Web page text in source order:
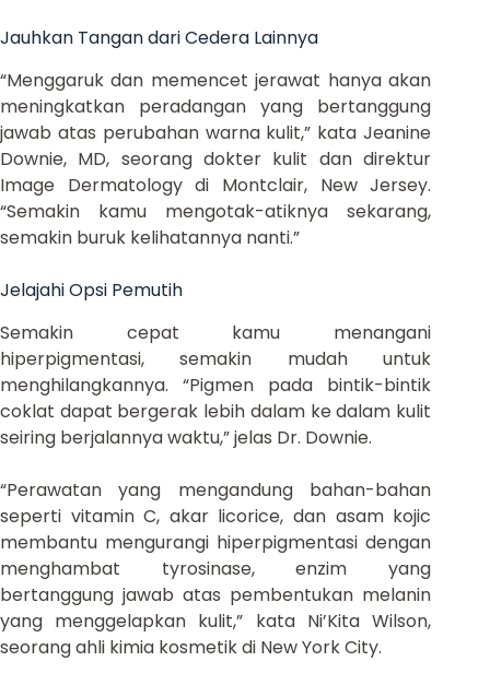
Jauhkan Tangan dari Cedera Lainnya
“Menggaruk dan memencet jerawat hanya akan
meningkatkan peradangan yang bertanggung
jawab atas perubahan warna kulit,” kata Jeanine
Downie, MD, seorang dokter kulit dan direktur
Image Dermatology di Montclair, New Jersey.
“Semakin kamu mengotak-atiknya sekarang,
semakin buruk kelihatannya nanti.”
Jelajahi Opsi Pemutih
Semakin cepat kamu menangani
hiperpigmentasi, semakin mudah untuk
menghilangkannya. “Pigmen pada bintik-bintik
coklat dapat bergerak lebih dalam ke dalam kulit
seiring berjalannya waktu,” jelas Dr. Downie.
“Perawatan yang mengandung bahan-bahan
seperti vitamin C, akar licorice, dan asam kojic
membantu mengurangi hiperpigmentasi dengan
menghambat tyrosinase, enzim yang
bertanggung jawab atas pembentukan melanin
yang menggelapkan kulit,” kata Ni’Kita Wilson,
seorang ahli kimia kosmetik di New York City.